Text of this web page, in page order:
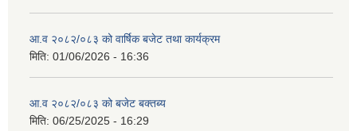
आ.व २०८२/०८३ को वार्षिक बजेट तथा कार्यक्रम
मिति: 01/06/2026 - 16:36
आ.व २०८२/०८३ को बजेट बक्तब्य
मिति: 06/25/2025 - 16:29